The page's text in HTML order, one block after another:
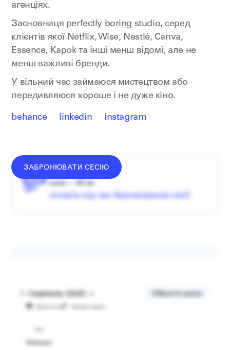
агенціях.
Засновниця perfectly boring studio, серед
клієнтів якої Netflix, Wise, Nestlé, Canva,
Essence, Kapok та інші менш відомі, але не
менш важливі бренди.
У вільний час займаюся мистецтвом або
передивляюся хороше і не дуже кіно.
behance linkedin instagram
ЗАБРОНЮВАТИ СЕСІЮ
оплата під час бронювання сесії